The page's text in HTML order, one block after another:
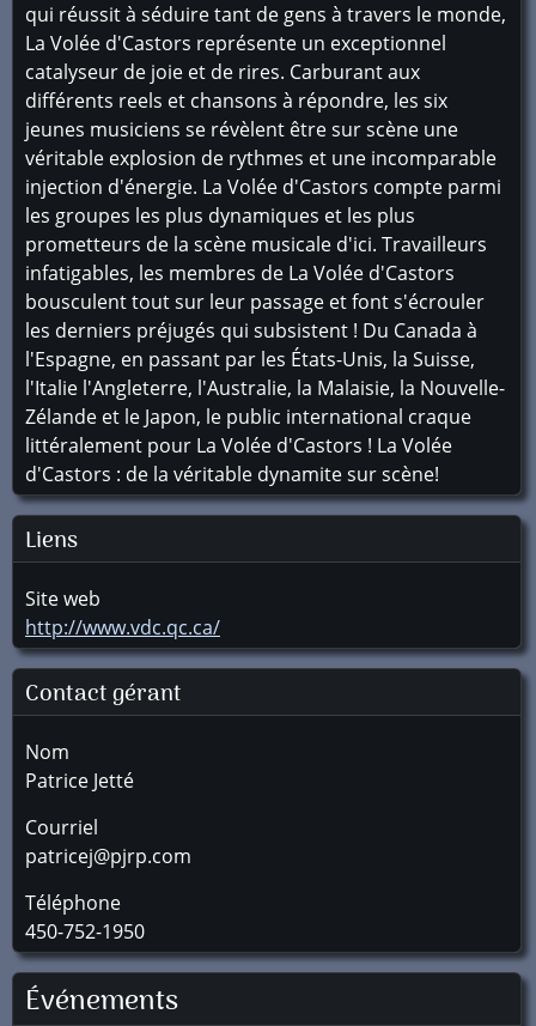
qui réussit à séduire tant de gens à travers le monde,
La Volée d'Castors représente un exceptionnel
catalyseur de joie et de rires. Carburant aux
différents reels et chansons à répondre, les six
jeunes musiciens se révèlent être sur scène une
véritable explosion de rythmes et une incomparable
injection d'énergie. La Volée d'Castors compte parmi
les groupes les plus dynamiques et les plus
prometteurs de la scène musicale d'ici. Travailleurs
infatigables, les membres de La Volée d'Castors
bousculent tout sur leur passage et font s'écrouler
les derniers préjugés qui subsistent ! Du Canada à
l'Espagne, en passant par les États-Unis, la Suisse,
l'Italie l'Angleterre, l'Australie, la Malaisie, la Nouvelle-
Zélande et le Japon, le public international craque
littéralement pour La Volée d'Castors ! La Volée
d'Castors : de la véritable dynamite sur scène!
Liens
Site web
http://www.vdc.qc.ca/
Contact gérant
Nom
Patrice Jetté
Courriel
patricej@pjrp.com
Téléphone
450-752-1950
Événements